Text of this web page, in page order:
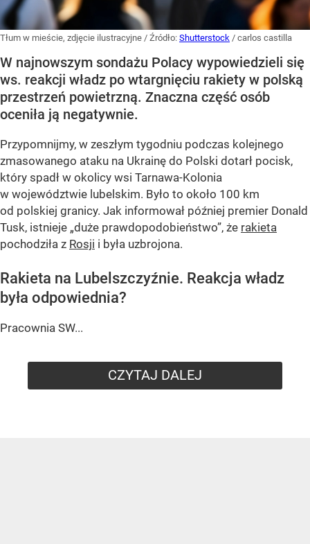
Tłum w mieście, zdjęcie ilustracyjne / Źródło: Shutterstock / carlos castilla
W najnowszym sondażu Polacy wypowiedzieli się
ws. reakcji władz po wtargnięciu rakiety w polską
przestrzeń powietrzną. Znaczna część osób
oceniła ją negatywnie.
Przypomnijmy, w zeszłym tygodniu podczas kolejnego
zmasowanego ataku na Ukrainę do Polski dotarł pocisk,
który spadł w okolicy wsi Tarnawa-Kolonia
w województwie lubelskim. Było to około 100 km
od polskiej granicy. Jak informował później premier Donald
Tusk, istnieje „duże prawdopodobieństwo”, że rakieta
pochodziła z Rosji i była uzbrojona.
Rakieta na Lubelszczyźnie. Reakcja władz
była odpowiednia?
Pracownia SW...
CZYTAJ DALEJ